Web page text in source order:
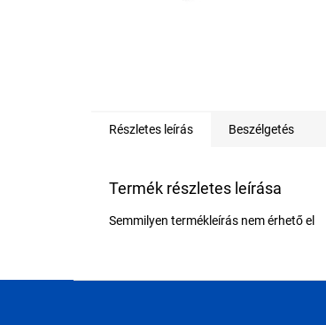
Részletes leírás Beszélgetés
Termék részletes leírása
Semmilyen termékleírás nem érhető el